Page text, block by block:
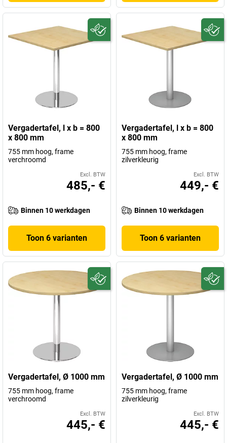
Vergadertafel, l x b = 800
x 800 mm
755 mm hoog, frame
verchroomd
Excl. BTW
485,- €
Binnen 10 werkdagen
Toon 6 varianten
Vergadertafel, l x b = 800
x 800 mm
755 mm hoog, frame
zilverkleurig
Excl. BTW
449,- €
Binnen 10 werkdagen
Toon 6 varianten
Vergadertafel, Ø 1000 mm
755 mm hoog, frame
verchroomd
Excl. BTW
445,- €
Vergadertafel, Ø 1000 mm
755 mm hoog, frame
zilverkleurig
Excl. BTW
445,- €